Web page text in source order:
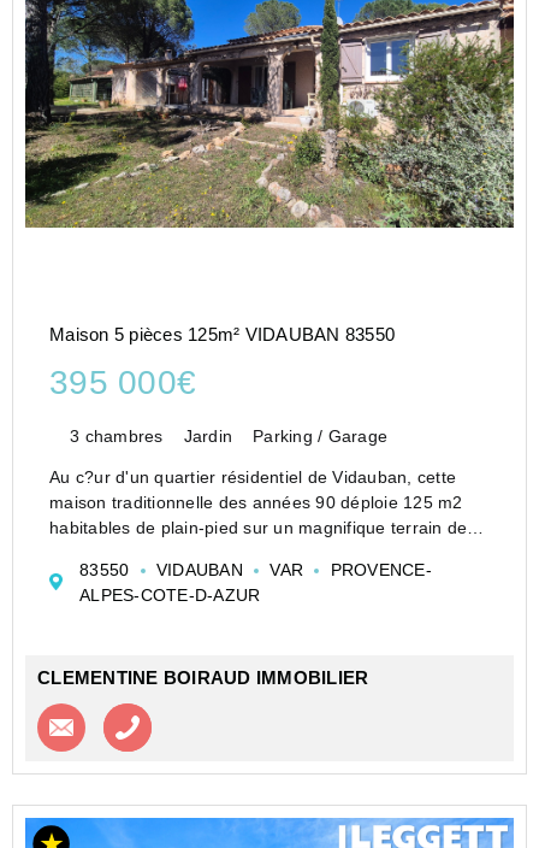
Maison 5 pièces 125m² VIDAUBAN 83550
395 000€
3 chambres Jardin Parking / Garage
Au c?ur d'un quartier résidentiel de Vidauban, cette
maison traditionnelle des années 90 déploie 125 m2
habitables de plain-pied sur un magnifique terrain de
par de majestueux pins parasols, offre...
83550 VIDAUBAN VAR
PROVENCE-
ALPES-COTE-D-AZUR
CLEMENTINE BOIRAUD IMMOBILIER
Contacter l'agence